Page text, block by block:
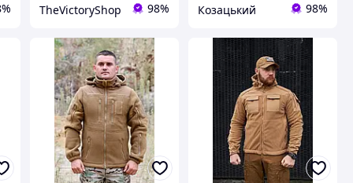
TheVictoryShop 98% Козацький 98%